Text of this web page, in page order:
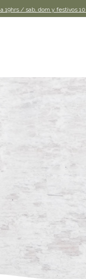
19hrs / sab, dom y festivos 10